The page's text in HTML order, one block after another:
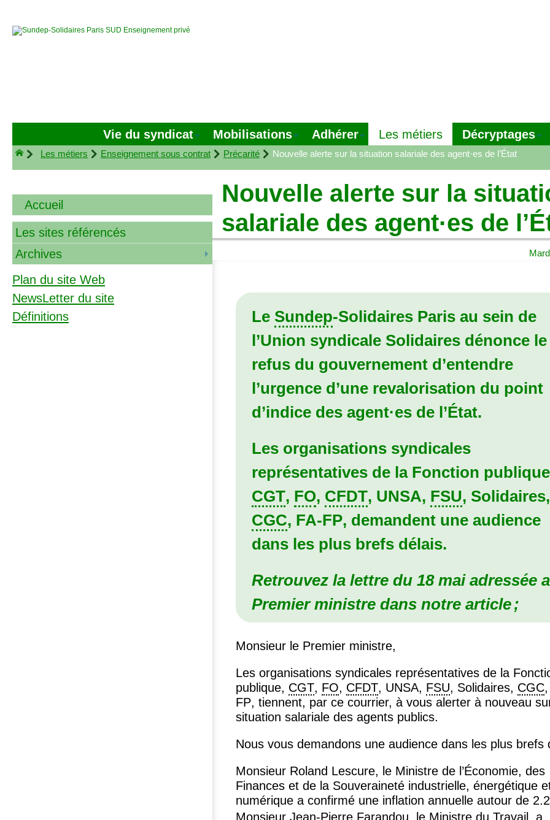
Vie du syndicat Mobilisations Adhérer Les métiers Décryptages
Les métiers Enseignement sous contrat Précarité Nouvelle alerte sur la situation salariale des agent·es de l’État
Nouvelle alerte sur la
salariale des agent·es de
Le Sundep-Solidaires Paris au sein de
l’Union syndicale Solidaires dénonce le
refus du gouvernement d’entendre
l’urgence d’une revalorisation du point
d’indice des agent·es de l’État.
Les organisations syndicales
représentatives de la Fonction
CGT, FO, CFDT, UNSA, FSU, Solidaires,
CGC, FA-FP, demandent une audience
dans les plus brefs délais.
Retrouvez la lettre du 18 mai adressée
Premier ministre dans notre article;
Monsieur le Premier ministre,
Les organisations syndicales représentatives de la
publique, CGT, FO, CFDT, UNSA, FSU, Solidaires, CGC,
FP, tiennent, par ce courrier, à vous alerter à nouveau
situation salariale des agents publics.
Nous vous demandons une audience dans les plus brefs
Monsieur Roland Lescure, le Ministre de l’Économie, des
Finances et de la Souveraineté industrielle, énergétique
numérique a confirmé une inflation annuelle autour de 2.2
Monsieur Jean-Pierre Farandou, le Ministre du Travail, a
Accueil
Les sites référencés
Archives
Plan du site Web
NewsLetter du site
Définitions